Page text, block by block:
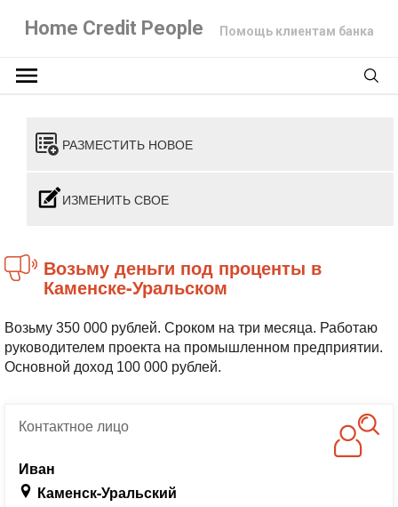
Home Credit People Помощь клиентам банка
РАЗМЕСТИТЬ НОВОЕ
ИЗМЕНИТЬ СВОЕ
Возьму деньги под проценты в
Каменске-Уральском
Возьму 350 000 рублей. Сроком на три месяца. Работаю
руководителем проекта на промышленном предприятии.
Основной доход 100 000 рублей.
Контактноелицо
Иван
Каменск-Уральский